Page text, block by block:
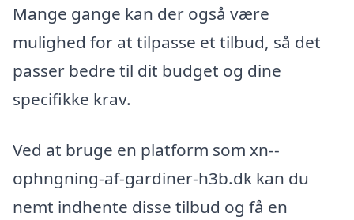
Mange gange kan der også være
mulighed for at tilpasse et tilbud, så det
passer bedre til dit budget og dine
specifikke krav.
Ved at bruge en platform som xn--
ophngning-af-gardiner-h3b.dk kan du
nemt indhente disse tilbud og få en